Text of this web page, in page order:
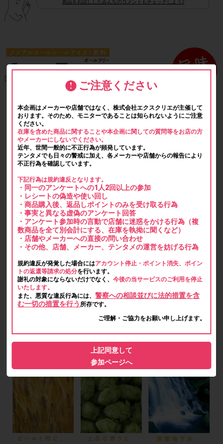
商品をお試ししたみんなのコメントもチェックしよう♪
ご注意ください
本企画はメーカーや店舗ではなく、株式会社エクスクリエが主催して
おります。そのため、モニターであることは知られないようにご注意
ください。
在庫を含めた商品に関することや本企画に関しての質問等をお店の方
やメーカーにしないでください。
近年、世間一般的に不正行為が頻発しています。
テンタメでも日々の警戒に加え、各メーカーや店舗からの報告により
不正行為を確認しています。
下記行為は規約違反となります。
・同一のアンケートへの1人2回以上の参加
・レシートの偽造や使い回し
・商品購入後、返品しポイントのみを受け取る行為
・事実と異なる虚偽のアンケート回答
・アンケート参加時の言動で店舗に迷惑をかける行為（複
数商品を全て別会計にする、在庫を執拗に聞くなど）
・店舗やメーカーへの直接の問い合わせ
・その他、店舗、メーカー、テンタメの運営を妨げる行為
規約違反が発覚した場合にはアカウント停止・ポイント消失、ポイン
トの返還等請求の処分を行います。
謝礼の対象にならないだけでなく、今後の当サービスのご利用を停止
いたします。
また、悪質な違反行為には、警察への相談並びに法的措置を含
む一切の措置を行う 所存です。
ご理解・ご協力をお願い申し上げます。
上記同意して
参加ページへ